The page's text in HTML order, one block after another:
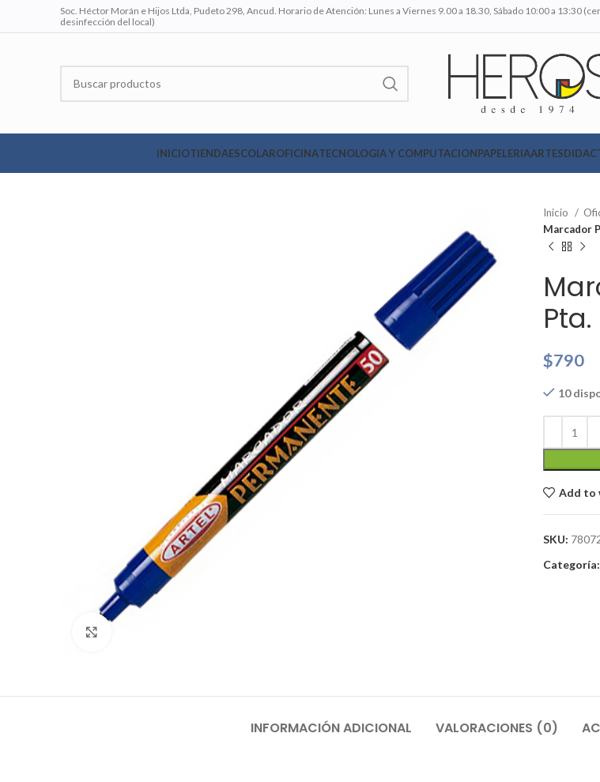
Soc. Héctor Morán e Hijos Ltda, Pudeto 298, Ancud. Horario de Atención: Lunes a Viernes 9.00 a 18.30, Sábado 10:00 a 13:30
desinfección del local)
INICIOTIENDAESCOLAROFICINATECNOLOGIA Y COMPUTACIONPAPELERIAARTES
Inicio
Marcador
$790
10
Add to
SKU:
Categoría:
INFORMACIÓN ADICIONAL VALORACIONES (0)